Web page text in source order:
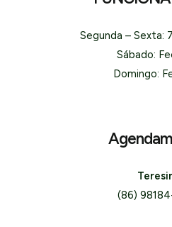
Segunda – Sexta:
Sábado:
Domingo:
(86)